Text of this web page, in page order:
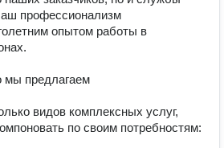
профессионализм
опытом работы в
мы предлагаем
видов комплексных услуг,
по своим потребностям: